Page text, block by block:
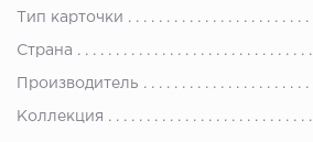
Тип карточки
Страна
Производитель
Коллекция